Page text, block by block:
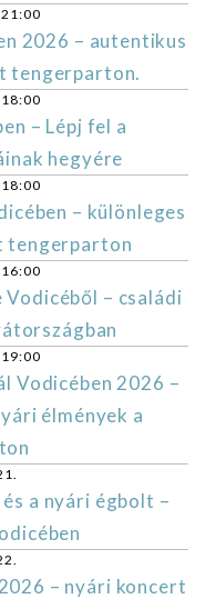
2026 – autentikus
tengerparton.
– Lépj fel a
hegyére
– különleges
tengerparton
– családi
Vodicében 2026 –
élmények a
a nyári égbolt –
– nyári koncert